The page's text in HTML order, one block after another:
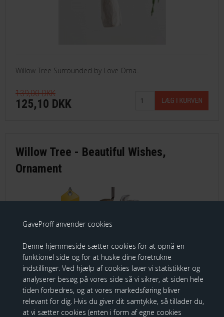
GaveProff anvender cookies
Denne hjemmeside sætter cookies for at opnå en
funktionel side og for at huske dine foretrukne
indstillinger. Ved hjælp af cookies laver vi statistikker og
analyserer besøg på vores side så vi sikrer, at siden hele
tiden forbedres, og at vores markedsføring bliver
relevant for dig. Hvis du giver dit samtykke, så tillader du,
at vi sætter cookies (enten i form af egne cookies
Willow Tree Surrounded by Love Orna..
139,00 DKK
125,10 DKK
Willow Tree - Beautiful Wishes,
Ornament
Spar